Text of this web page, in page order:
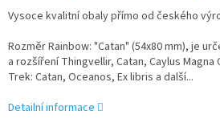
Vysoce kvalitní obaly přímo od českého
Rozměr Rainbow: "Catan" (54x80 mm), je
a rozšíření Thingvellir, Catan, Caylus Magna
Trek: Catan, Oceanos, Ex libris a další...
Detailní informace